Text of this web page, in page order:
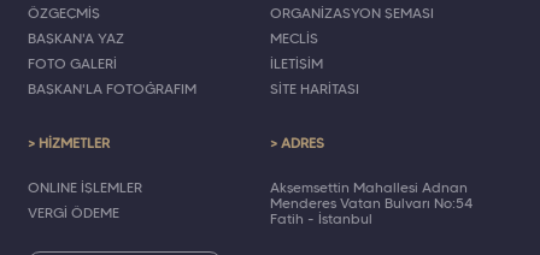
ÖZGEÇMİŞ
BAŞKAN'A YAZ
FOTO GALERİ
BAŞKAN'LA FOTOĞRAFIM
ORGANİZASYON ŞEMASI
MECLİS
İLETİŞİM
SİTE HARİTASI
> HİZMETLER
ONLINE İŞLEMLER
VERGİ ÖDEME
> ADRES
Akşemsettin Mahallesi Adnan
Menderes Vatan Bulvarı No:54
Fatih - İstanbul